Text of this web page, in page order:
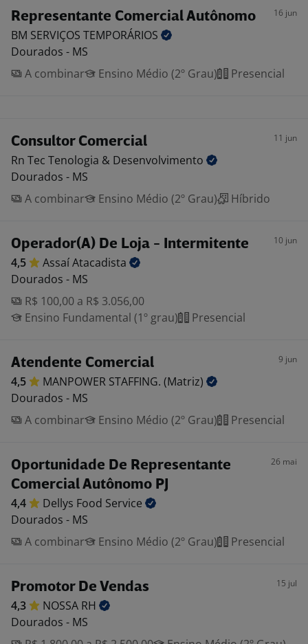
Representante Comercial Autônomo 16 jun
BM SERVIÇOS TEMPORÁRIOS
Dourados - MS
A combinar
Ensino Médio (2º Grau) Presencial
Consultor Comercial 11 jun
Rn Tec Tenologia & Desenvolvimento
Dourados - MS
A combinar
Ensino Médio (2º Grau) Híbrido
Operador(A) De Loja - Intermitente 10 jun
4,5 AssaíAtacadista
Dourados - MS
R$ 100,00 a R$ 3.056,00
Ensino Fundamental (1º grau)
Presencial
Atendente Comercial 9 jun
4,5 MANPOWER STAFFING. (Matriz)
Dourados - MS
A combinar
Ensino Médio (2º Grau) Presencial
Oportunidade De Representante
Comercial Autônomo PJ
26 mai
4,4 Dellys Food Service
Dourados - MS
A combinar
Ensino Médio (2º Grau) Presencial
Promotor De Vendas 15 jul
4,3 NOSSA RH
Dourados - MS